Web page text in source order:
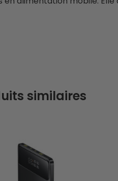
similaires